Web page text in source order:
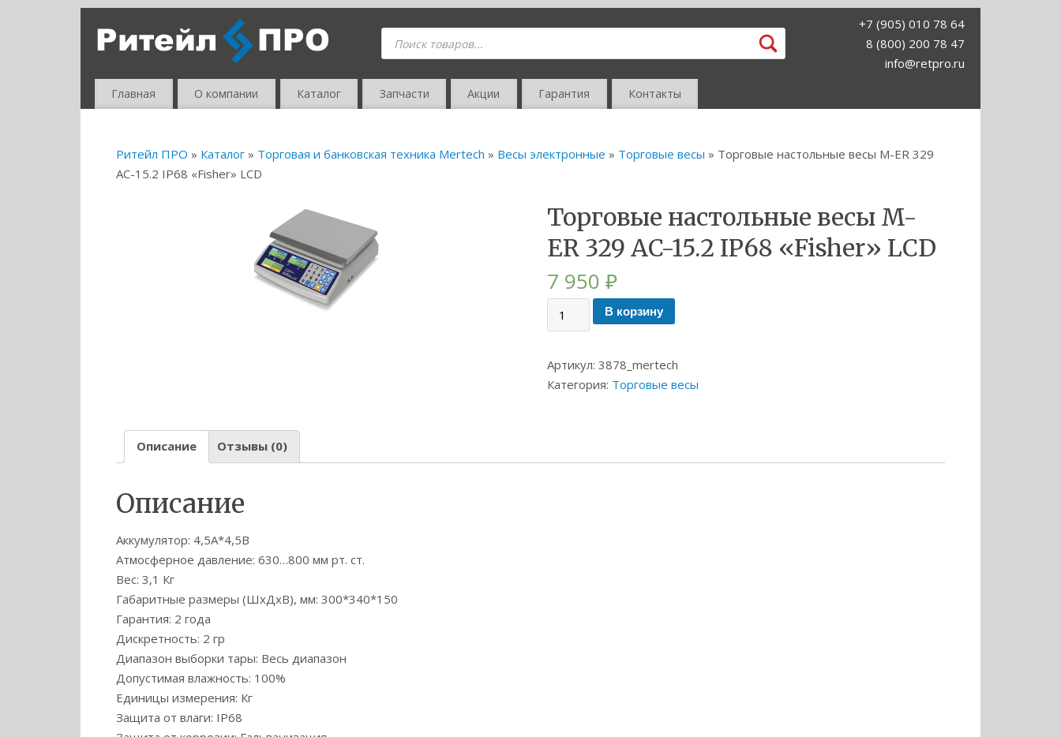
+7 (905) 010 78 64
8 (800) 200 78 47
info@retpro.ru
Главная О компании Каталог Запчасти Акции Гарантия Контакты
Ритейл ПРО » Каталог » Торговая и банковская техника Mertech » Весы электронные » Торговые весы » Торговые настольные весы M-ER 329
AC-15.2 IP68 «Fisher» LСD
Торговые настольные весы M-
ER 329 AC-15.2 IP68 «Fisher» LСD
7 950 ₽
В корзину
Артикул: 3878_mertech
Категория: Торговые весы
Описание Отзывы (0)
Описание
Аккумулятор: 4,5А*4,5В
Атмосферное давление: 630…800 мм рт. ст.
Вес: 3,1 Кг
Габаритные размеры (ШхДхВ), мм: 300*340*150
Гарантия: 2 года
Дискретность: 2 гр
Диапазон выборки тары: Весь диапазон
Допустимая влажность: 100%
Единицы измерения: Кг
Защита от влаги: IP68